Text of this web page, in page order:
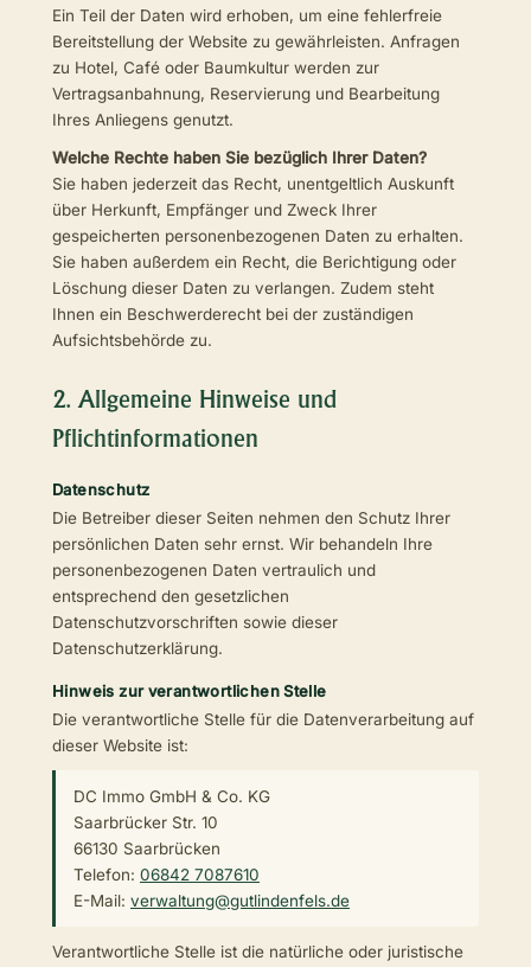
Ein Teil der Daten wird erhoben, um eine fehlerfreie
Bereitstellung der Website zu gewährleisten. Anfragen
zu Hotel, Café oder Baumkultur werden zur
Vertragsanbahnung, Reservierung und Bearbeitung
Ihres Anliegens genutzt.
Welche Rechte haben Sie bezüglich Ihrer Daten?
Sie haben jederzeit das Recht, unentgeltlich Auskunft
über Herkunft, Empfänger und Zweck Ihrer
gespeicherten personenbezogenen Daten zu erhalten.
Sie haben außerdem ein Recht, die Berichtigung oder
Löschung dieser Daten zu verlangen. Zudem steht
Ihnen ein Beschwerderecht bei der zuständigen
Aufsichtsbehörde zu.
2. Allgemeine Hinweise und
Pflichtinformationen
Datenschutz
Die Betreiber dieser Seiten nehmen den Schutz Ihrer
persönlichen Daten sehr ernst. Wir behandeln Ihre
personenbezogenen Daten vertraulich und
entsprechend den gesetzlichen
Datenschutzvorschriften sowie dieser
Datenschutzerklärung.
Hinweis zur verantwortlichen Stelle
Die verantwortliche Stelle für die Datenverarbeitung auf
dieser Website ist:
DC Immo GmbH & Co. KG
Saarbrücker Str. 10
66130 Saarbrücken
Telefon: 06842 7087610
E-Mail: verwaltung@gutlindenfels.de
Verantwortliche Stelle ist die natürliche oder juristische